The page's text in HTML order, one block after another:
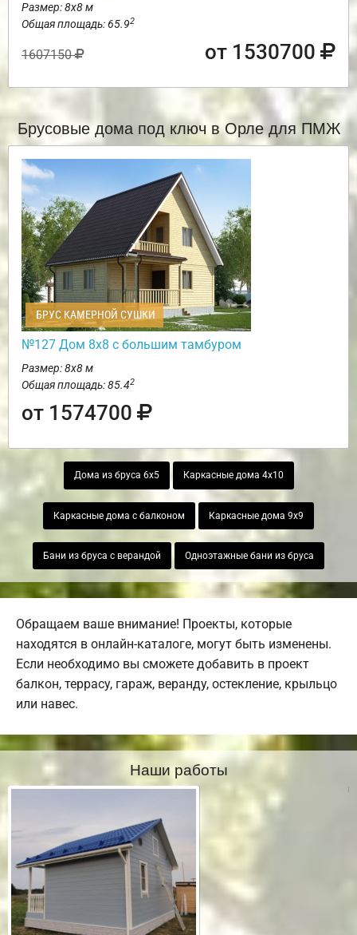
Размер: 8х8 м
Общая площадь: 65.92
1607150 от 1530700
Брусовые дома под ключ в Орле для ПМЖ
БРУС КАМЕРНОЙ СУШКИ
№127 Дом 8х8 с большим тамбуром
Размер: 8х8 м
Общая площадь: 85.42
от 1574700
Дома из бруса 6х5 Каркасные дома 4х10
Каркасные дома с балконом Каркасные дома 9х9
Бани из бруса с верандой Одноэтажные бани из бруса
Обращаем ваше внимание! Проекты, которые
находятся в онлайн-каталоге, могут быть изменены.
Если необходимо вы сможете добавить в проект
балкон, террасу, гараж, веранду, остекление, крыльцо
или навес.
Наши работы